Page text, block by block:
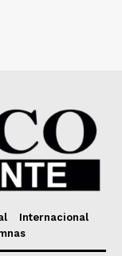
Internacional